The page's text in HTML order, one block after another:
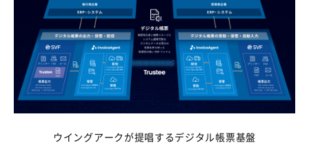
ウイングアークが提唱するデジタル帳票基盤